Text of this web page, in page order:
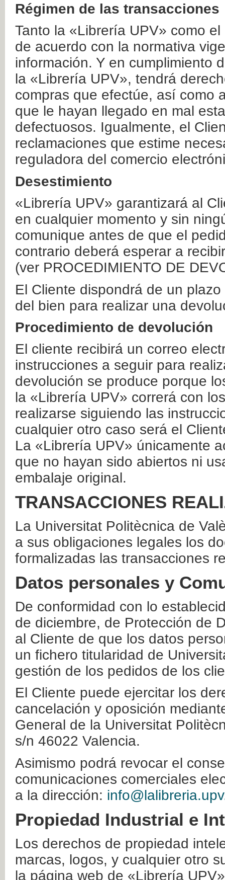
Régimen de las transacciones
Tanto la «Librería UPV» como
de acuerdo con la normativa
información. Y en cumplimiento
la «Librería UPV», tendrá
compras que efectúe, así como
que le hayan llegado en mal
defectuosos. Igualmente, el
reclamaciones que estime
reguladora del comercio
Desestimiento
«Librería UPV» garantizará al
en cualquier momento y sin
comunique antes de que el
contrario deberá esperar a
(ver PROCEDIMIENTO DE
El Cliente dispondrá de un
del bien para realizar una
Procedimiento de devolución
El cliente recibirá un correo
instrucciones a seguir para
devolución se produce porque
la «Librería UPV» correrá con
realizarse siguiendo las
cualquier otro caso será el
La «Librería UPV» únicamente
que no hayan sido abiertos ni
embalaje original.
TRANSACCIONES
La Universitat Politècnica de
a sus obligaciones legales los
formalizadas las transacciones
Datos personales y
De conformidad con lo
de diciembre, de Protección de
al Cliente de que los datos
un fichero titularidad de
gestión de los pedidos de los
El Cliente puede ejercitar los
cancelación y oposición
General de la Universitat
s/n 46022 Valencia.
Asimismo podrá revocar el
comunicaciones comerciales
a la dirección:
Propiedad Industrial e
Los derechos de propiedad
marcas, logos, y cualquier otro
la página web de «Librería